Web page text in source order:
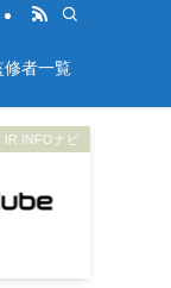
修者一覧
IR INFOナビ